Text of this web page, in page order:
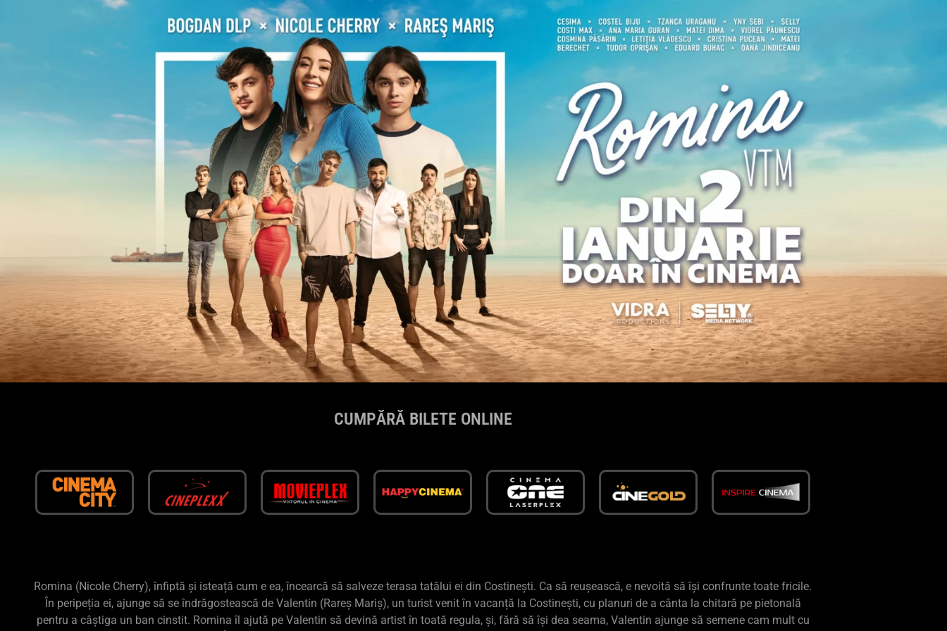
CUMPĂRĂ BILETE ONLINE
Romina (Nicole Cherry), înfiptă și isteață cum e ea, încearcă să salveze terasa tatălui ei din Costinești. Ca să reușească, e nevoită să își confrunte toate fricile.
În peripeția ei, ajunge să se îndrăgostească de Valentin (Rareș Mariș), un turist venit în vacanță la Costinești, cu planuri de a cânta la chitară pe pietonală
pentru a câștiga un ban cinstit. Romina îl ajută pe Valentin să devină artist în toată regula, și, fără să își dea seama, Valentin ajunge să semene cam mult cu